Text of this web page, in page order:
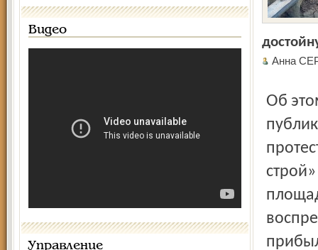
Видео
Управление
Анна
Об этом «Северный край» рассказывал 26 сентября в